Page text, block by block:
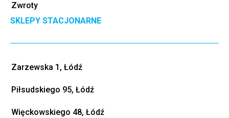
Zwroty
SKLEPY STACJONARNE
Zarzewska 1, Łódź
Piłsudskiego 95, Łódź
Więckowskiego 48, Łódź